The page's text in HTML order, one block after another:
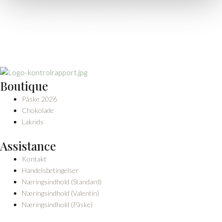
Boutique
Påske 2026
Chokolade
Lakrids
Assistance
Kontakt
Handelsbetingelser
Næringsindhold (Standard)
Næringsindhold (Valentin)
Næringsindhold (Påske)